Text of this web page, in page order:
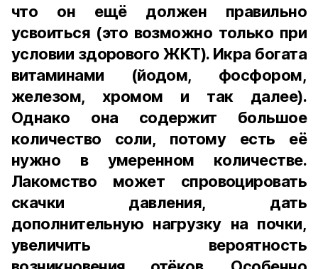
что он ещё должен правильно
усвоиться (это возможно только при
условии здорового ЖКТ). Икра богата
витаминами (йодом, фосфором,
железом, хромом и так далее).
Однако она содержит большое
количество соли, потому есть её
нужно в умеренном количестве.
Лакомство может спровоцировать
скачки давления, дать
дополнительную нагрузку на почки,
увеличить вероятность